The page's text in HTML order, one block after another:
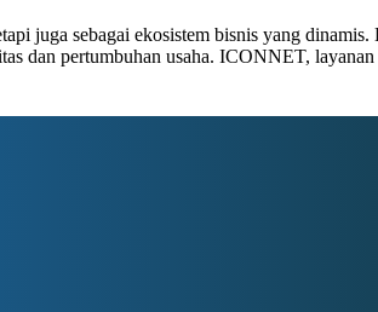
juga sebagai ekosistem bisnis yang
dan pertumbuhan usaha. ICONNET,